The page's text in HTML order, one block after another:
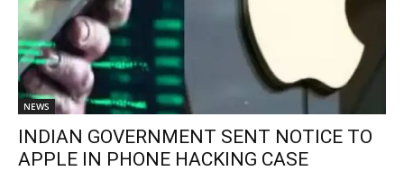
NEWS
INDIAN GOVERNMENT SENT NOTICE TO
APPLE IN PHONE HACKING CASE